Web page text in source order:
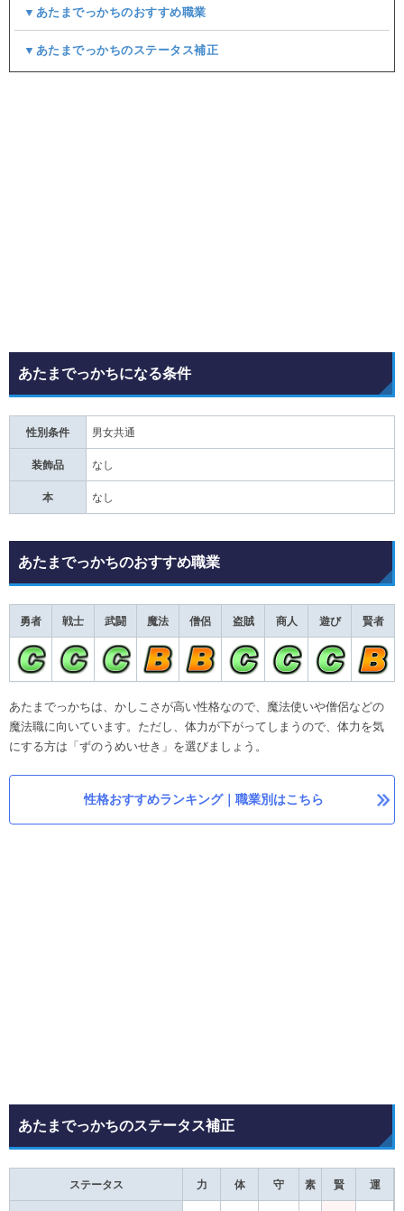
▼あたまでっかちのおすすめ職業
▼あたまでっかちのステータス補正
あたまでっかちになる条件
性別条件 男女共通
装飾品 なし
本 なし
あたまでっかちのおすすめ職業
勇者 戦士 武闘 魔法 僧侶 盗賊 商人 遊び 賢者
あたまでっかちは、かしこさが高い性格なので、魔法使いや僧侶などの
魔法職に向いています。ただし、体力が下がってしまうので、体力を気
にする方は「ずのうめいせき」を選びましょう。
性格おすすめランキング｜職業別はこちら
あたまでっかちのステータス補正
ステータス 力 体 守 素 賢 運